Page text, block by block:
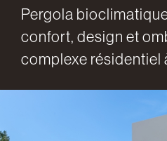
Pergola
confort, design et
complexe résidentiel